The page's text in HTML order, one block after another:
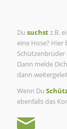
Du suchstz.B.
eine Hose?
Schützenbrüder
Dann melde
dann
Wenn Du
ebenfalls das